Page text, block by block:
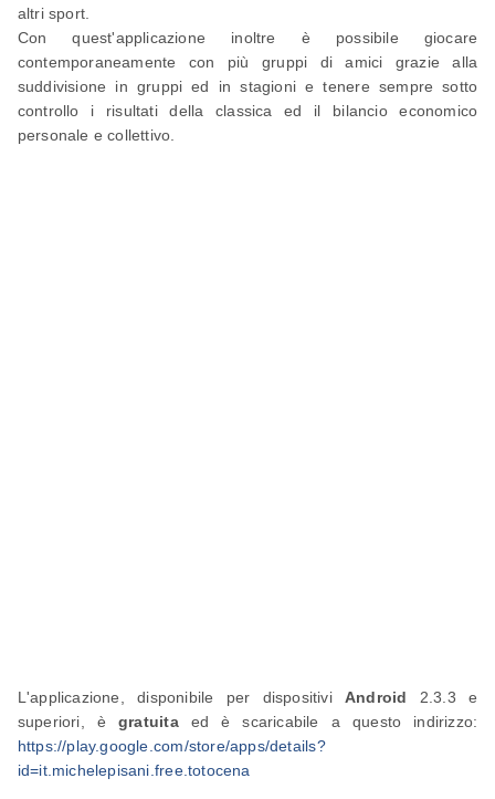
altri sport.
Con quest'applicazione inoltre è possibile giocare
contemporaneamente con più gruppi di amici grazie alla
suddivisione in gruppi ed in stagioni e tenere sempre sotto
controllo i risultati della classica ed il bilancio economico
personale e collettivo.
L'applicazione, disponibile per dispositiviAndroid 2.3.3 e
superiori, ègratuita ed è scaricabile a questo indirizzo:
https://play.google.com/store/apps/details?
id=it.michelepisani.free.totocena